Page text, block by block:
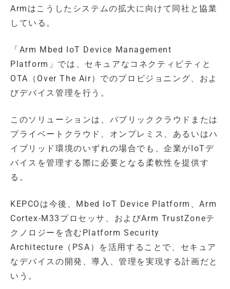
Armはこうしたシステムの拡大に向けて同社と協業
している。
「Arm Mbed IoT Device Management
Platform」では、セキュアなコネクティビティと
OTA（Over The Air）でのプロビジョニング、およ
びデバイス管理を行う。
このソリューションは、パブリッククラウドまたは
プライベートクラウド、オンプレミス、あるいはハ
イブリッド環境のいずれの場合でも、企業がIoTデ
バイスを管理する際に必要となる柔軟性を提供す
る。
KEPCOは今後、Mbed IoT Device Platform、Arm
Cortex-M33プロセッサ、およびArm TrustZoneテ
クノロジーを含むPlatform Security
Architecture（PSA）を活用することで、セキュア
なデバイスの開発、導入、管理を実現する計画だと
いう。